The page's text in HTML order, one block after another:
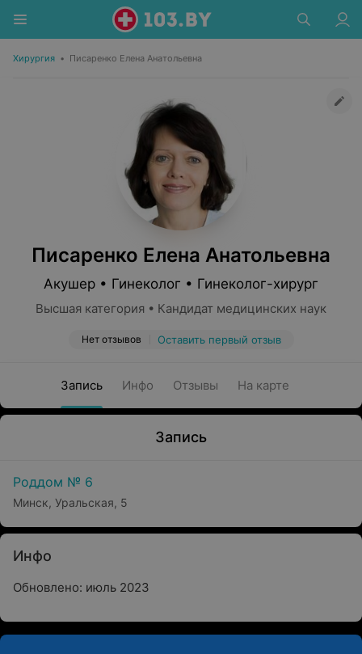
Хирургия • Писаренко Елена Анатольевна
Писаренко Елена Анатольевна
Акушер • Гинеколог • Гинеколог-хирург
Высшая категория • Кандидат медицинских наук
Нет отзывов Оставить первый отзыв
Запись Инфо Отзывы На карте
Запись
Роддом № 6
Минск, Уральская, 5
Инфо
Обновлено: июль 2023